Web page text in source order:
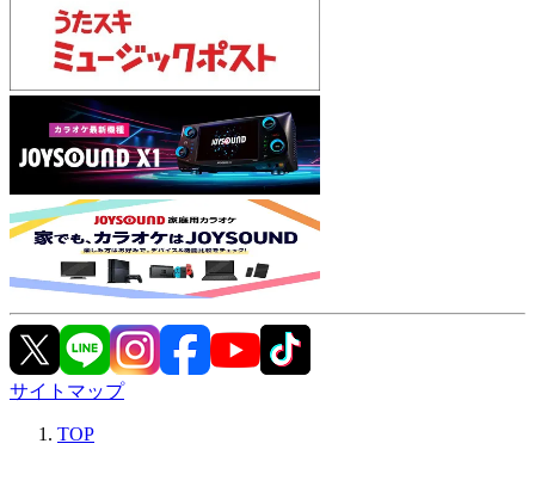
サイトマップ
TOP